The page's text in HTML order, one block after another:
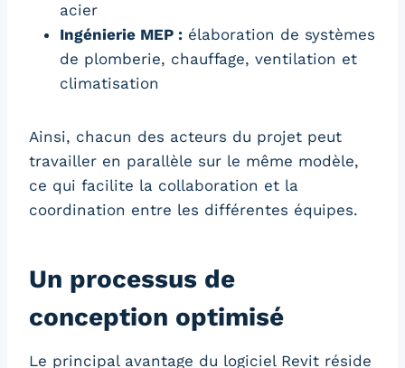
acier
Ingénierie MEP : élaboration de systèmes
de plomberie, chauffage, ventilation et
climatisation
Ainsi, chacun des acteurs du projet peut
travailler en parallèle sur le même modèle,
ce qui facilite la collaboration et la
coordination entre les différentes équipes.
Un processus de
conception optimisé
Le principal avantage du logiciel Revit réside